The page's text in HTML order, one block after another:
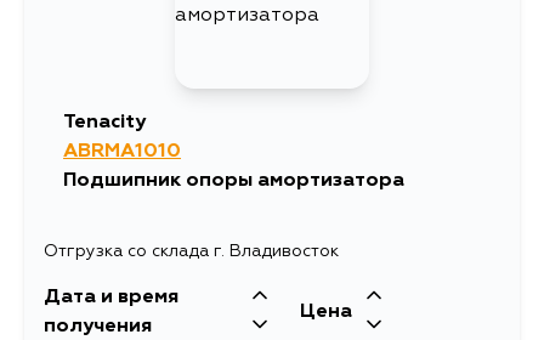
Tenacity
ABRMA1010
Подшипник опоры амортизатора
Отгрузка со склада г. Владивосток
Дата и время
получения
Цена